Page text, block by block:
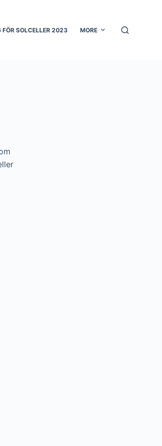
FÖR SOLCELLER 2023 MORE